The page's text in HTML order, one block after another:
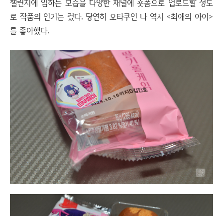
챌린지에 임하는 모습을 다양한 채널에 숏폼으로 업로드할 정도
로 작품의 인기는 컸다. 당연히 오타쿠인 나 역시 <최애의 아이>
를 좋아했다.